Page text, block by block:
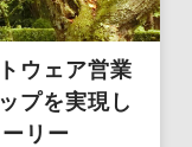
ウェア営業
プを実現し
リー